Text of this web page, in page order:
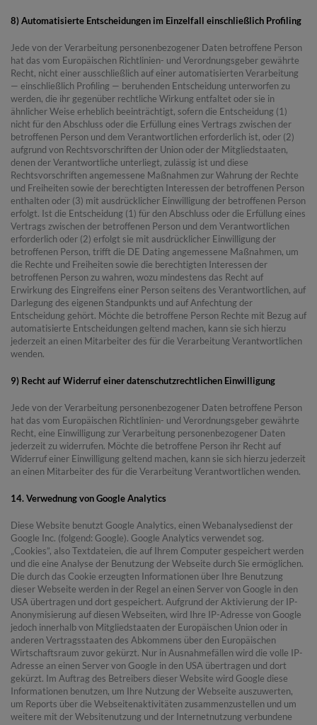
8) Automatisierte Entscheidungen im Einzelfall einschließlich Profiling
Jede von der Verarbeitung personenbezogener Daten betroffene Person
hat das vom Europäischen Richtlinien- und Verordnungsgeber gewährte
Recht, nicht einer ausschließlich auf einer automatisierten Verarbeitung
— einschließlich Profiling — beruhenden Entscheidung unterworfen zu
werden, die ihr gegenüber rechtliche Wirkung entfaltet oder sie in
ähnlicher Weise erheblich beeinträchtigt, sofern die Entscheidung (1)
nicht für den Abschluss oder die Erfüllung eines Vertrags zwischen der
betroffenen Person und dem Verantwortlichen erforderlich ist, oder (2)
aufgrund von Rechtsvorschriften der Union oder der Mitgliedstaaten,
denen der Verantwortliche unterliegt, zulässig ist und diese
Rechtsvorschriften angemessene Maßnahmen zur Wahrung der Rechte
und Freiheiten sowie der berechtigten Interessen der betroffenen Person
enthalten oder (3) mit ausdrücklicher Einwilligung der betroffenen Person
erfolgt. Ist die Entscheidung (1) für den Abschluss oder die Erfüllung eines
Vertrags zwischen der betroffenen Person und dem Verantwortlichen
erforderlich oder (2) erfolgt sie mit ausdrücklicher Einwilligung der
betroffenen Person, trifft die DE Dating angemessene Maßnahmen, um
die Rechte und Freiheiten sowie die berechtigten Interessen der
betroffenen Person zu wahren, wozu mindestens das Recht auf
Erwirkung des Eingreifens einer Person seitens des Verantwortlichen, auf
Darlegung des eigenen Standpunkts und auf Anfechtung der
Entscheidung gehört. Möchte die betroffene Person Rechte mit Bezug auf
automatisierte Entscheidungen geltend machen, kann sie sich hierzu
jederzeit an einen Mitarbeiter des für die Verarbeitung Verantwortlichen
wenden.
9) Recht auf Widerruf einer datenschutzrechtlichen Einwilligung
Jede von der Verarbeitung personenbezogener Daten betroffene Person
hat das vom Europäischen Richtlinien- und Verordnungsgeber gewährte
Recht, eine Einwilligung zur Verarbeitung personenbezogener Daten
jederzeit zu widerrufen. Möchte die betroffene Person ihr Recht auf
Widerruf einer Einwilligung geltend machen, kann sie sich hierzu jederzeit
an einen Mitarbeiter des für die Verarbeitung Verantwortlichen wenden.
14. Verwednung von Google Analytics
Diese Website benutzt Google Analytics, einen Webanalysedienst der
Google Inc. (folgend: Google). Google Analytics verwendet sog.
„Cookies”, also Textdateien, die auf Ihrem Computer gespeichert werden
und die eine Analyse der Benutzung der Webseite durch Sie ermöglichen.
Die durch das Cookie erzeugten Informationen über Ihre Benutzung
dieser Webseite werden in der Regel an einen Server von Google in den
USA übertragen und dort gespeichert. Aufgrund der Aktivierung der IP-
Anonymisierung auf diesen Webseiten, wird Ihre IP-Adresse von Google
jedoch innerhalb von Mitgliedstaaten der Europäischen Union oder in
anderen Vertragsstaaten des Abkommens über den Europäischen
Wirtschaftsraum zuvor gekürzt. Nur in Ausnahmefällen wird die volle IP-
Adresse an einen Server von Google in den USA übertragen und dort
gekürzt. Im Auftrag des Betreibers dieser Website wird Google diese
Informationen benutzen, um Ihre Nutzung der Webseite auszuwerten,
um Reports über die Webseitenaktivitäten zusammenzustellen und um
weitere mit der Websitenutzung und der Internetnutzung verbundene